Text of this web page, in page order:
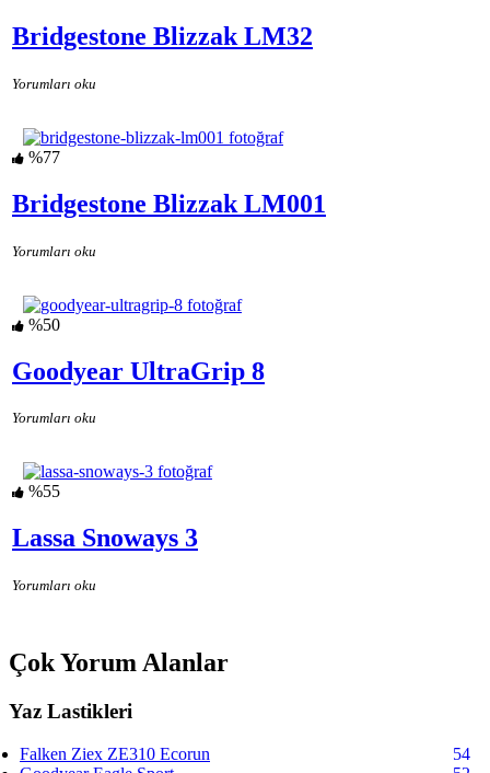
Bridgestone Blizzak LM32
Yorumları oku
%77
Bridgestone Blizzak LM001
Yorumları oku
%50
Goodyear UltraGrip 8
Yorumları oku
%55
Lassa Snoways 3
Yorumları oku
Çok Yorum Alanlar
Yaz Lastikleri
Falken Ziex ZE310 Ecorun
54